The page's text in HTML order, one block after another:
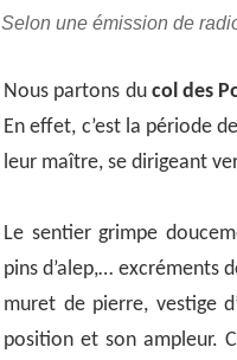
Selon une émission de
Nous partons du col des
En effet, c’est la période
leur maître, se dirigeant
Le sentier grimpe
pins d’alep,… excréments
muret de pierre, vestige
position et son ampleur.